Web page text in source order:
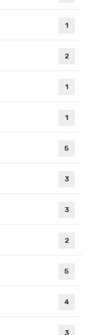
1
2
1
1
5
3
3
2
5
4
3